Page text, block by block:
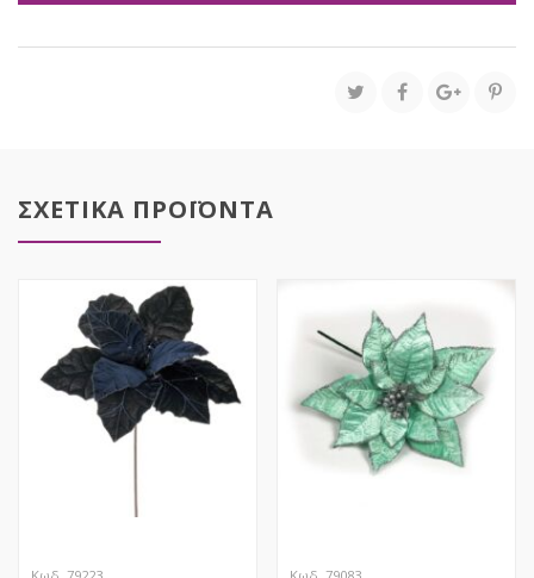
130ΕΚ.
ΣΧΕΤΙΚΑ ΠΡΟΪΟΝΤΑ